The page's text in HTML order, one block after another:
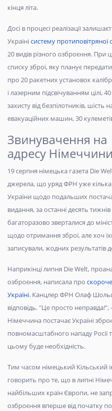
кінця літа.
Досі в процесі реалізації
Українісистему протиповітряної
20 видів різного озброєння.
списку зброї, яку планує
про 20 ракетних установок
і лазерним підсвічуванням цілі,
захисту від безпілотників,
евакуаційних машин, 30
Звинувачення на
адресу Німеччини
19 серпня німецька газета Die
джерела, що уряд ФРН уже кілька
України щодо подальших
видання, за останні десять
багаторазово зверталися до
щодо отримання зброї, але хоч
записували, жодних результатів
Наприкінці липня Die Welt,
озброєння, написала про
Україні. Канцлер ФРН Олаф
відповідь. "Це просто
Німеччина постачає Україні
повномасштабного нападу Росії
цьому буде необхідність.
Тим часом німецький Кільський
говорить про те, що в липні
найбільших країн Європи, не
озброєння вперше від початку